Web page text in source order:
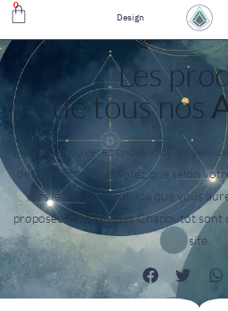
0
Design
Les
de tous nos
Vous trouverez ci-dessous les
designhumain.eu. Notez que selon
vers le site de l'Analyste que vous
proposées par Jacques Chapoutot sont
site.